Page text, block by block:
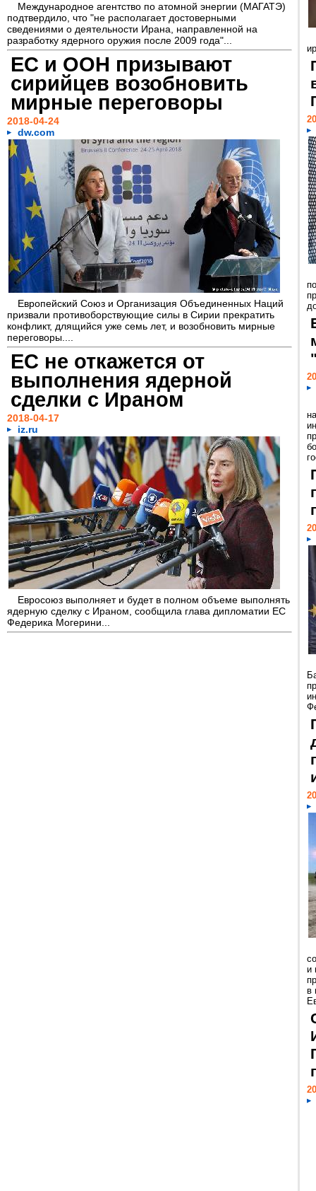
Международное агентство по атомной энергии (МАГАТЭ)
подтвердило, что "не располагает достоверными
сведениями о деятельности Ирана, направленной на
разработку ядерного оружия после 2009 года"...
ЕС и ООН призывают
сирийцев возобновить
мирные переговоры
2018-04-24
dw.com
Европейский Союз и Организация Объединенных Наций
призвали противоборствующие силы в Сирии прекратить
конфликт, длящийся уже семь лет, и возобновить мирные
переговоры....
ЕС не откажется от
выполнения ядерной
сделки с Ираном
2018-04-17
iz.ru
Евросоюз выполняет и будет в полном объеме выполнять
ядерную сделку с Ираном, сообщила глава дипломатии ЕС
Федерика Могерини...
и
в